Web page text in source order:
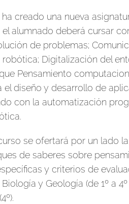
creado una nueva
alumnado deberá cursar
de problemas;
Digitalización del
Pensamiento
el diseño y desarrollo de
con la automatización
se ofertará por un lado
de saberes sobre
y criterios de
y Geología (de 1º a